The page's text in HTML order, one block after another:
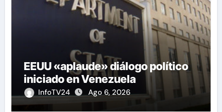
EEUU «aplaude» diálogo político
iniciado en Venezuela
InfoTV24 Ago 6, 2026